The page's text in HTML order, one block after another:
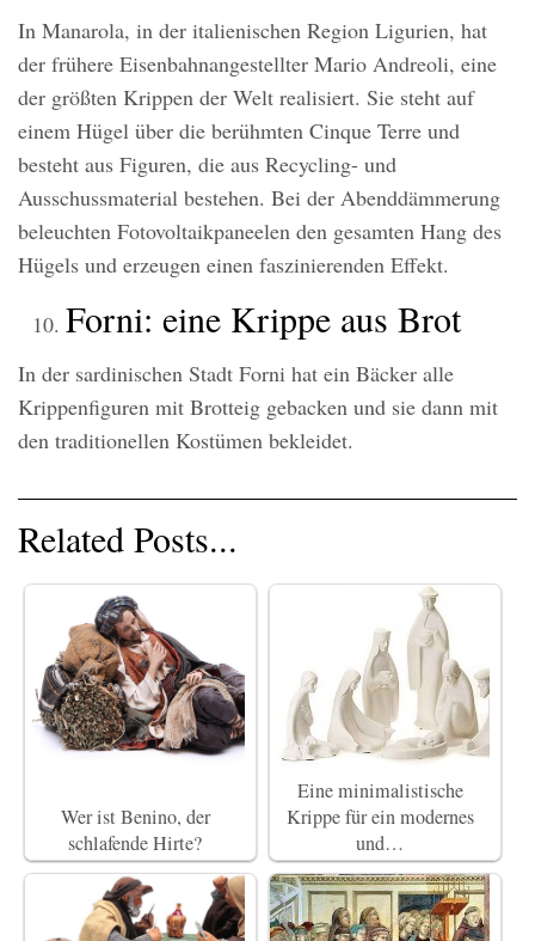
In Manarola, in der italienischen Region Ligurien, hat
der frühere Eisenbahnangestellter Mario Andreoli, eine
der größten Krippen der Welt realisiert. Sie steht auf
einem Hügel über die berühmten Cinque Terre und
besteht aus Figuren, die aus Recycling- und
Ausschussmaterial bestehen. Bei der Abenddämmerung
beleuchten Fotovoltaikpaneelen den gesamten Hang des
Hügels und erzeugen einen faszinierenden Effekt.
Forni: eine Krippe aus Brot
In der sardinischen Stadt Forni hat ein Bäcker alle
Krippenfiguren mit Brotteig gebacken und sie dann mit
den traditionellen Kostümen bekleidet.
Related Posts...
Wer ist Benino, der
schlafende Hirte?
Eine minimalistische
Krippe für ein modernes
und…